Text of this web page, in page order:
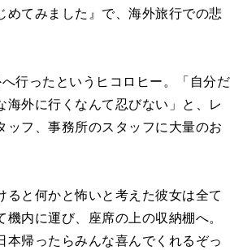
めてみました』で、海外旅行での悲
行ったというヒコロヒー。「自分だ
海外に行くなんて忍びない」と、レ
ッフ、事務所のスタッフに大量のお
と何かと怖いと考えた彼女は全て
内に運び、座席の上の収納棚へ。
本帰ったらみんな喜んでくれるぞっ